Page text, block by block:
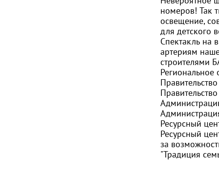
номеров! Так
освещение,
для детского
Спектакль на
артериям
строителями
Региональное
Ресурсный
Ресурсный
за
"Традиция